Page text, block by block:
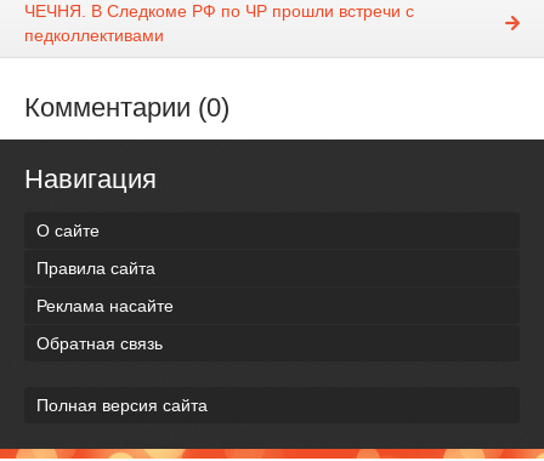
ЧЕЧНЯ. В Следкоме РФ по ЧР прошли встречи с
педколлективами
Комментарии (0)
Навигация
О сайте
Правила сайта
Реклама насайте
Обратная связь
Полная версия сайта